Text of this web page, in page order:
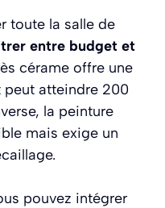
toute la salle de
entre budget et
cérame offre une
atteindre 200
la peinture
mais exige un
pouvez intégrer